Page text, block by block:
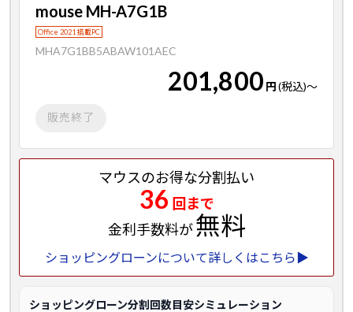
mouse MH-A7G1B
Office 2021 搭載PC
MHA7G1BB5ABAW101AEC
201,800 円(税込)～
販売終了
マウスのお得な分割払い
36 回まで
金利手数料が無料
ショッピングローンについて詳しくはこちら▶
ショッピングローン分割回数目安シミュレーション